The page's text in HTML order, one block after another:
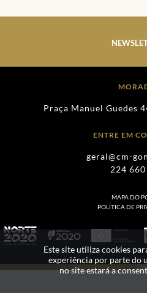
Praça Manuel Guedes
ENTRE EM
geral@cm-
224
MAPA DO
POLÍTICA DE
Este site utiliza cookies
experiência por parte do
no site estará a